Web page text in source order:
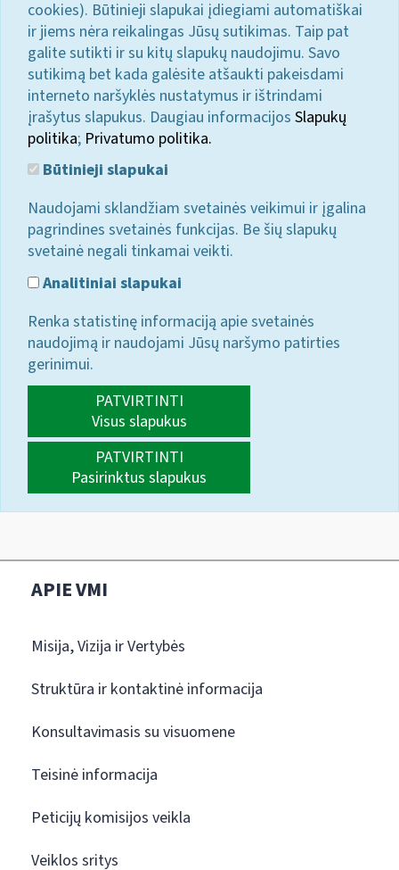
cookies). Būtinieji slapukai įdiegiami automatiškai
ir jiems nėra reikalingas Jūsų sutikimas. Taip pat
galite sutikti ir su kitų slapukų naudojimu. Savo
sutikimą bet kada galėsite atšaukti pakeisdami
interneto naršyklės nustatymus ir ištrindami
įrašytus slapukus. Daugiau informacijos Slapukų
politika; Privatumo politika.
Būtinieji slapukai
Naudojami sklandžiam svetainės veikimui ir įgalina
pagrindines svetainės funkcijas. Be šių slapukų
svetainė negali tinkamai veikti.
Analitiniai slapukai
Renka statistinę informaciją apie svetainės
naudojimą ir naudojami Jūsų naršymo patirties
gerinimui.
PATVIRTINTI
Visus slapukus
PATVIRTINTI
Pasirinktus slapukus
APIE VMI
Misija, Vizija ir Vertybės
Struktūra ir kontaktinė informacija
Konsultavimasis su visuomene
Teisinė informacija
Peticijų komisijos veikla
Veiklos sritys